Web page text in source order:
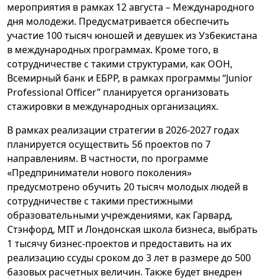
мероприятия в рамках 12 августа – Международного
дня молодежи. Предусматривается обеспечить
участие 100 тысяч юношей и девушек из Узбекистана
в международных программах. Кроме того, в
сотрудничестве с такими структурами, как ООН,
Всемирный банк и ЕБРР, в рамках программы “Junior
Professional Officer” планируется организовать
стажировки в международных организациях.
В рамках реализации стратегии в 2026-2027 годах
планируется осуществить 56 проектов по 7
направлениям. В частности, по программе
«Предприниматели нового поколения»
предусмотрено обучить 20 тысяч молодых людей в
сотрудничестве с такими престижными
образовательными учреждениями, как Гарвард,
Стэнфорд, MIT и Лондонская школа бизнеса, выбрать
1 тысячу бизнес-проектов и предоставить на их
реализацию ссуды сроком до 3 лет в размере до 500
базовых расчетных величин. Также будет внедрен